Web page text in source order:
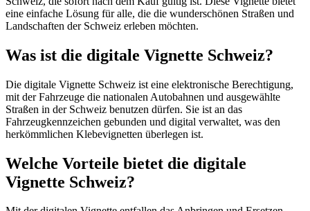
eine einfache Lösung für alle, die die wunderschönen Straßen und
Landschaften der Schweiz erleben möchten.
Was ist die digitale Vignette Schweiz?
Die digitale Vignette Schweiz ist eine elektronische Berechtigung,
mit der Fahrzeuge die nationalen Autobahnen und ausgewählte
Straßen in der Schweiz benutzen dürfen. Sie ist an das
Fahrzeugkennzeichen gebunden und digital verwaltet, was den
herkömmlichen Klebevignetten überlegen ist.
Welche Vorteile bietet die digitale
Vignette Schweiz?